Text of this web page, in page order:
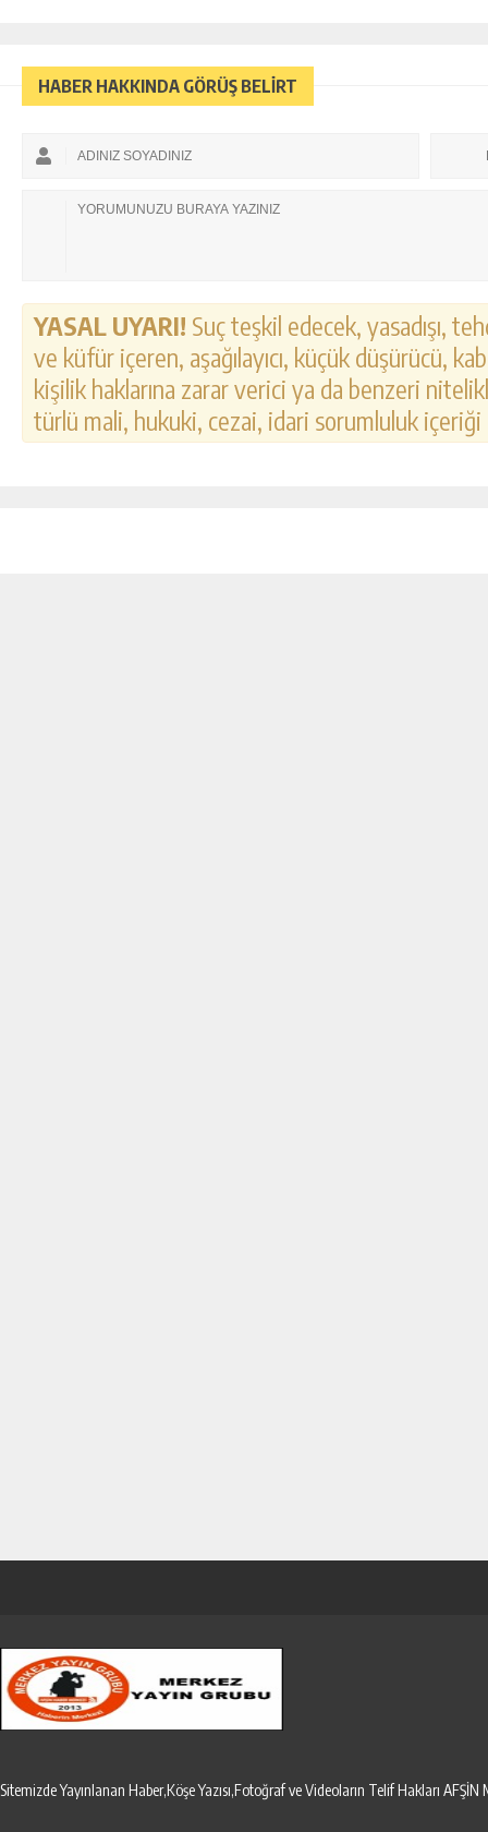
HABER HAKKINDA GÖRÜŞ BELİRT
YASAL UYARI! Suç teşkil edecek, yasadışı,
ve küfür içeren, aşağılayıcı, küçük düşürücü,
kişilik haklarına zarar verici ya da benzeri
türlü mali, hukuki, cezai, idari sorumluluk
Sitemizde Yayınlanan Haber,Köşe Yazısı,Fotoğraf ve Videoların Telif Hakları